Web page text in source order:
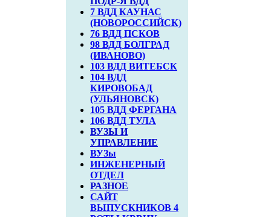
7 ВДД КАУНАС
(НОВОРОССИЙСК)
76 ВДД ПСКОВ
98 ВДД БОЛГРАД
(ИВАНОВО)
103 ВДД ВИТЕБСК
104 ВДД
КИРОВОБАД
(УЛЬЯНОВСК)
105 ВДД ФЕРГАНА
106 ВДД ТУЛА
ВУЗЫ И
УПРАВЛЕНИЕ
ВУЗы
ИНЖЕНЕРНЫЙ
ОТДЕЛ
РАЗНОЕ
САЙТ
ВЫПУСКНИКОВ 4